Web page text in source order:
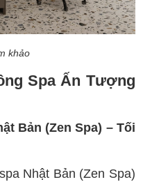
khảo
Spa Ấn Tượng
Bản (Zen Spa) – Tối
Nhật Bản (Zen Spa)